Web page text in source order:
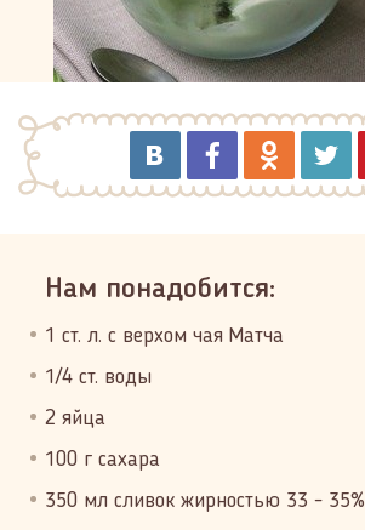
Нам понадобится:
1 ст. л. с верхом чая Матча
1/4 ст. воды
2 яйца
100 г сахара
350 мл сливок жирностью 33 - 35%